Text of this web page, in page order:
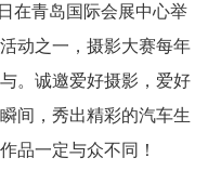
在青岛国际会展中心举
动之一，摄影大赛每年
。诚邀爱好摄影，爱好
间，秀出精彩的汽车生
品一定与众不同！